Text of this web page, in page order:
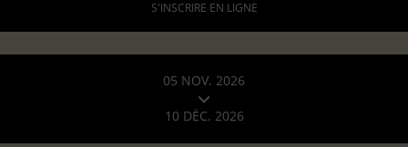
S'INSCRIRE EN LIGNE
05 NOV. 2026
10 DÉC. 2026